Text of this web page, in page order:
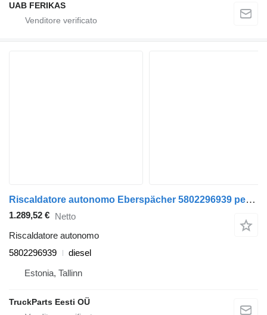
UAB FERIKAS
Riscaldatore autonomo Eberspächer 5802296939 per trattore stradale IVECO Stralis, Trakker (2002-)
1.289,52 € Netto
Riscaldatore autonomo
5802296939
diesel
Estonia, Tallinn
TruckParts Eesti OÜ